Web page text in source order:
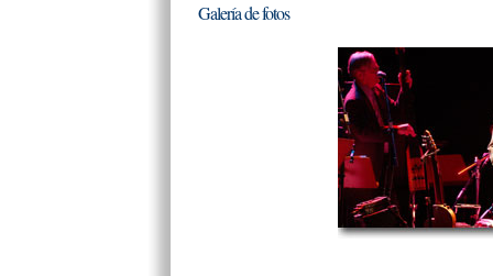
Galería de fotos